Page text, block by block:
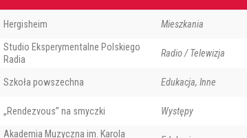
Hergisheim Mieszkania
Studio Eksperymentalne Polskiego
Radia
Radio / Telewizja
Szkoła powszechna Edukacja, Inne
„Rendezvous” na smyczki Występy
Akademia Muzyczna im. Karola